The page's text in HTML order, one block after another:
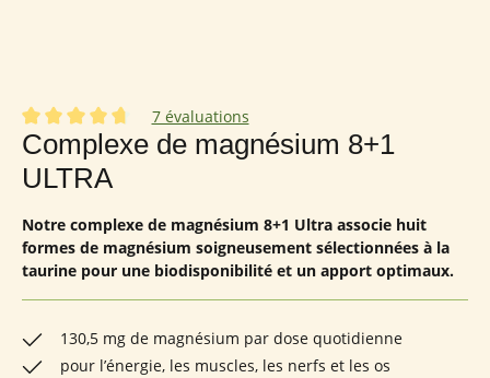
Note moyenne de 4.86 sur 5 étoiles
7 évaluations
Complexe de magnésium 8+1
ULTRA
Notre complexe de magnésium 8+1 Ultra associe huit
formes de magnésium soigneusement sélectionnées à la
taurine pour une biodisponibilité et un apport optimaux.
130,5 mg de magnésium par dose quotidienne
pour l’énergie, les muscles, les nerfs et les os